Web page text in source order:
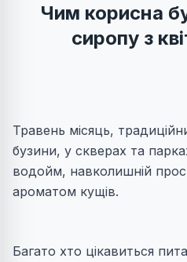
Чим корисна
сиропу з
Травень місяць,
бузини, у скверах та
водойм, навколишній
ароматом кущів.
Багато хто цікавиться